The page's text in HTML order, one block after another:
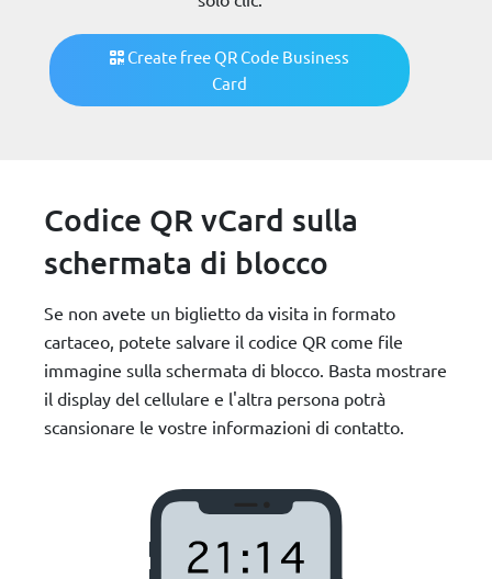
Create free QR Code Business
Card
Codice QR vCard sulla
schermata di blocco
Se non avete un biglietto da visita in formato
cartaceo, potete salvare il codice QR come file
immagine sulla schermata di blocco. Basta mostrare
il display del cellulare e l'altra persona potrà
scansionare le vostre informazioni di contatto.